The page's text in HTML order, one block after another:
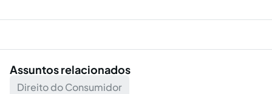
Assuntos relacionados
Direito do Consumidor